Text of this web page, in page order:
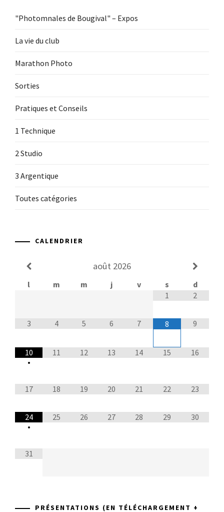
"Photomnales de Bougival" – Expos
La vie du club
Marathon Photo
Sorties
Pratiques et Conseils
1 Technique
2 Studio
3 Argentique
Toutes catégories
CALENDRIER
août 2026
l m m j v s
d
1
2
3 4 5 6 7 8 9
10
•
11 12 13 14 15 16
17 18 19 20 21 22 23
24
•
25 26 27 28 29 30
31
PRÉSENTATIONS (EN TÉLÉCHARGEMENT +